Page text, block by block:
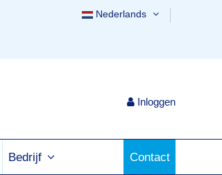
Nederlands
Inloggen
Bedrijf Contact